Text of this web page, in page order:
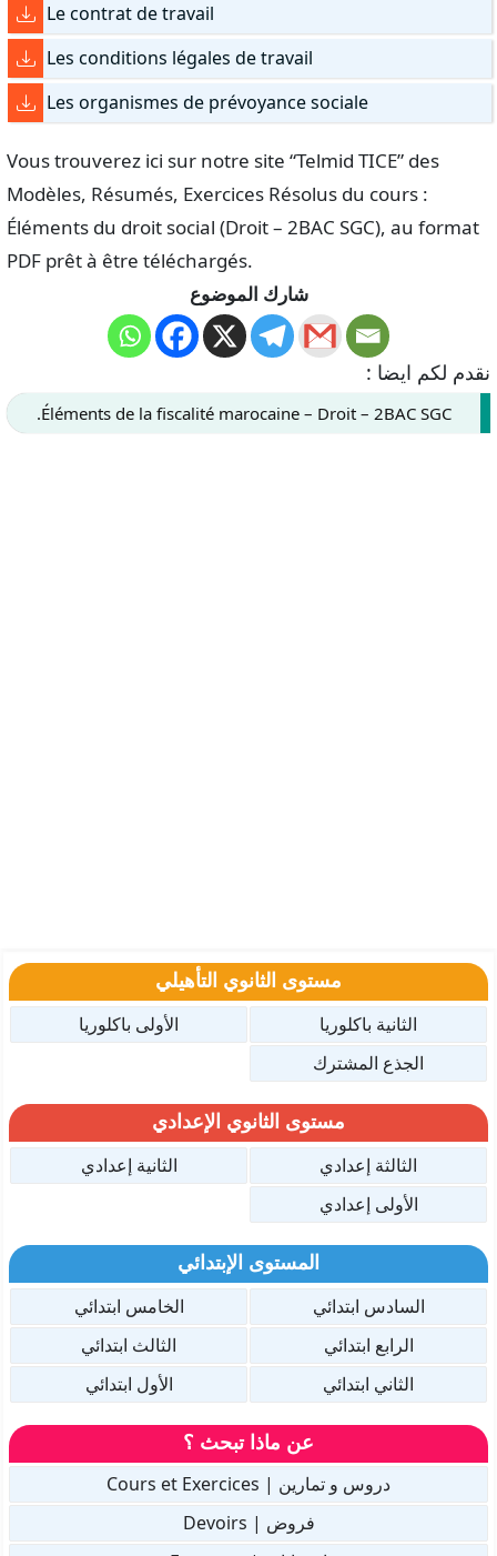
Le contrat de travail
Les conditions légales de travail
Les organismes de prévoyance sociale
Vous trouverez ici sur notre site “Telmid TICE” des
Modèles, Résumés, Exercices Résolus du cours :
Éléments du droit social (Droit – 2BAC SGC), au format
PDF prêt à être téléchargés.
شارك الموضوع
نقدم لكم ايضا :
Éléments de la fiscalité marocaine – Droit – 2BAC SGC.
مستوى الثانوي التأهيلي
الثانية باكلوريا
الأولى باكلوريا
الجذع المشترك
مستوى الثانوي الإعدادي
الثالثة إعدادي
الثانية إعدادي
الأولى إعدادي
المستوى الإبتدائي
السادس ابتدائي
الخامس ابتدائي
الرابع ابتدائي
الثالث ابتدائي
الثاني ابتدائي
الأول ابتدائي
عن ماذا تبحث ؟
دروس و تمارين | Cours et Exercices
فروض | Devoirs